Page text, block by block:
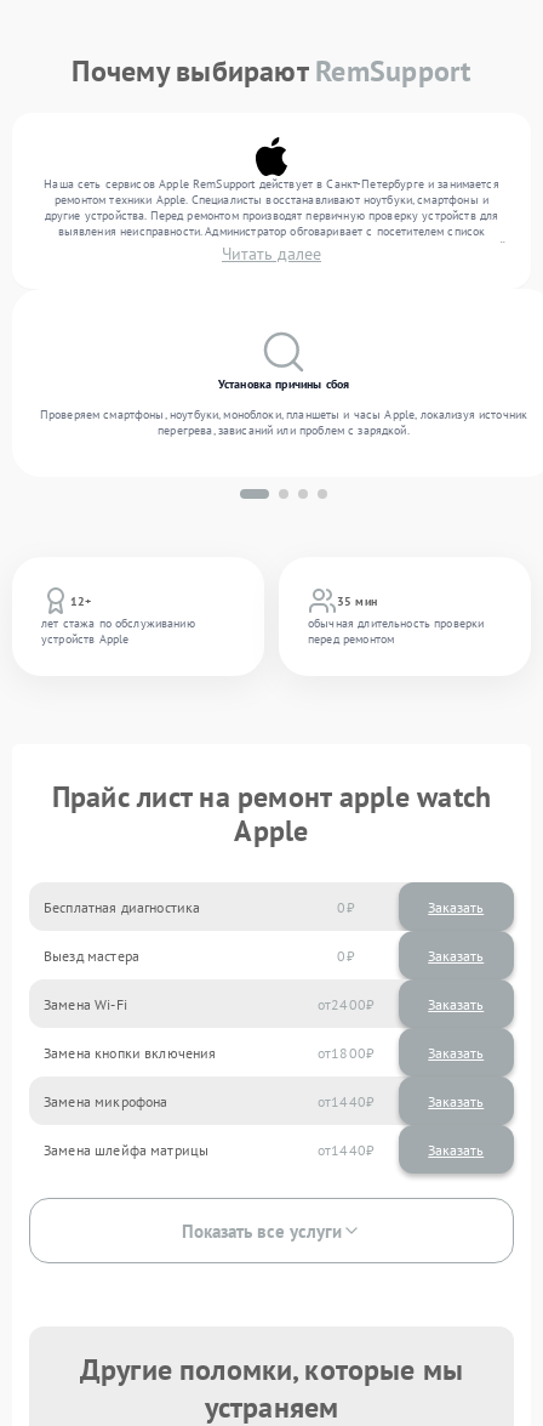
Почему выбираютRemSupport
Наша сеть сервисов Apple RemSupport действует в Санкт-Петербурге и занимается
ремонтом техники Apple. Специалисты восстанавливают ноутбуки, смартфоны и
другие устройства. Перед ремонтом производят первичную проверку устройств для
выявления неисправности. Администратор обговаривает с посетителем список
нужных услуг и цену. Только потом техники осуществляют восстановление с заменой
запчастей по необходимости. По окончании работ их качество подтверждается
Читать далее
12+
лет стажа по обслуживанию
устройств Apple
35 мин
обычная длительность проверки
перед ремонтом
Установка причины сбоя
Проверяем смартфоны, ноутбуки, моноблоки, планшеты и часы Apple, локализуя источник
перегрева, зависаний или проблем с зарядкой.
Прайс лист на ремонт apple watch
Apple
Бесплатная диагностика 0 Заказать
Выезд мастера 0 Заказать
Замена Wi-Fi 2400
Замена кнопки включения 1800
Замена микрофона 1440
Замена шлейфа матрицы 1440
Показать все услуги
Другие поломки, которые мы
устраняем